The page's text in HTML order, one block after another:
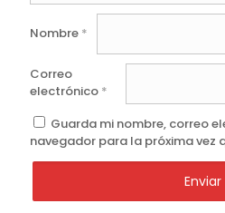
Nombre *
Correo
electrónico *
Guarda mi nombre, correo
navegador para la próxima vez